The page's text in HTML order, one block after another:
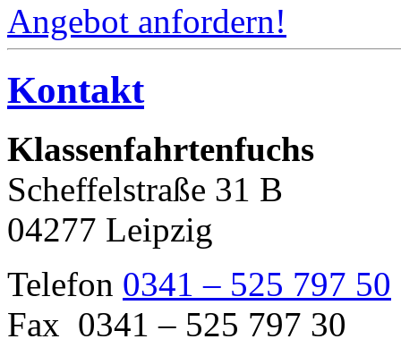
Angebot anfordern!
Kontakt
Klassenfahrtenfuchs
Scheffelstraße 31 B
04277 Leipzig
Telefon 0341 – 525 797 50
Fax 0341 – 525 797 30